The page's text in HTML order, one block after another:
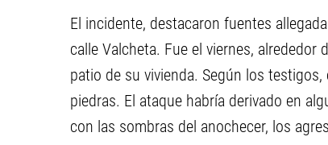
El incidente, destacaron fuentes
calle Valcheta. Fue el viernes,
patio de su vivienda. Según los
piedras. El ataque habría derivado en
con las sombras del anochecer, los